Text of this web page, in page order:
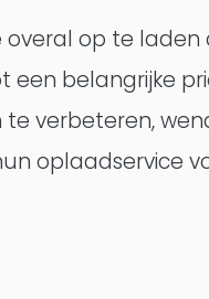
op te
een belangrijke
verbeteren,
oplaadservice